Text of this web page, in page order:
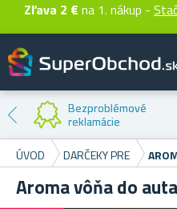
Zľava 2 € na 1. nákup -
Bezproblémové
reklamácie
ÚVOD
DARČEKY PRE
Aroma vôňa do